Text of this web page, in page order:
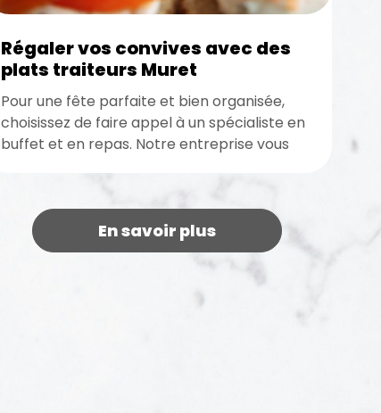
Régaler vos convives avec des
plats traiteurs Muret
Pour une fête parfaite et bien organisée,
choisissez de faire appel à un spécialiste en
buffet et en repas. Notre entreprise vous
En savoir plus